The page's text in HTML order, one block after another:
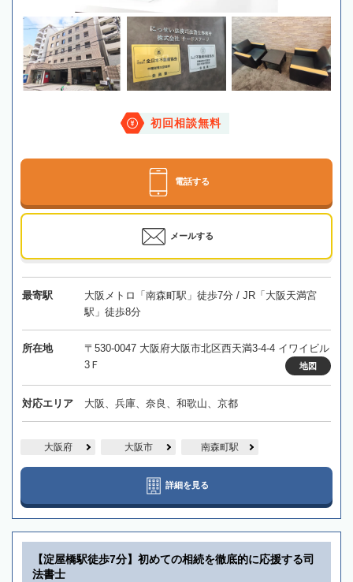
初回相談無料
電話する
メールする
最寄駅
大阪メトロ「南森町駅」徒歩7分 / JR「大阪天満宮
駅」徒歩8分
所在地
〒530-0047 大阪府大阪市北区西天満3-4-4 イワイビル
3Ｆ
地図
対応エリア 大阪、兵庫、奈良、和歌山、京都
大阪府 大阪市 南森町駅
詳細を見る
【淀屋橋駅徒歩7分】初めての相続を徹底的に応援する司
法書士